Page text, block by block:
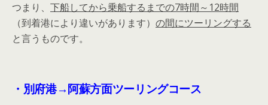
つまり、 下船してから乗船するまでの7時間～12時間
（到着港により違いがあります） の間にツーリングする
と言うものです。
・別府港→阿蘇方面ツーリングコース